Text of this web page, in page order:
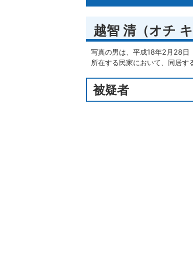
越智 清（オチ キ
写真の男は、平成18年2月28日
所在する民家において、同居す
被疑者